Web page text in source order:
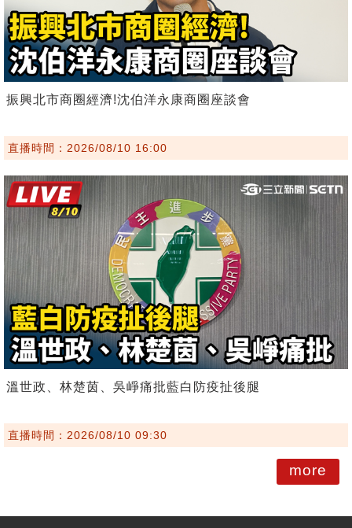
振興北市商圈經濟!沈伯洋永康商圈座談會
直播時間：2026/08/10 16:00
溫世政、林楚茵、吳崢痛批藍白防疫扯後腿
直播時間：2026/08/10 09:30
more